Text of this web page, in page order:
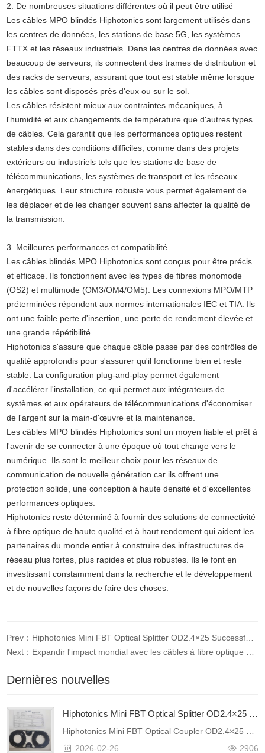
2. De nombreuses situations différentes où il peut être utilisé
Les câbles MPO blindés Hiphotonics sont largement utilisés dans
les centres de données, les stations de base 5G, les systèmes
FTTX et les réseaux industriels. Dans les centres de données avec
beaucoup de serveurs, ils connectent des trames de distribution et
des racks de serveurs, assurant que tout est stable même lorsque
les câbles sont disposés près d'eux ou sur le sol.
Les câbles résistent mieux aux contraintes mécaniques, à
l'humidité et aux changements de température que d'autres types
de câbles. Cela garantit que les performances optiques restent
stables dans des conditions difficiles, comme dans des projets
extérieurs ou industriels tels que les stations de base de
télécommunications, les systèmes de transport et les réseaux
énergétiques. Leur structure robuste vous permet également de
les déplacer et de les changer souvent sans affecter la qualité de
la transmission.
3. Meilleures performances et compatibilité
Les câbles blindés MPO Hiphotonics sont conçus pour être précis
et efficace. Ils fonctionnent avec les types de fibres monomode
(OS2) et multimode (OM3/OM4/OM5). Les connexions MPO/MTP
préterminées répondent aux normes internationales IEC et TIA. Ils
ont une faible perte d'insertion, une perte de rendement élevée et
une grande répétibilité.
Hiphotonics s'assure que chaque câble passe par des contrôles de
qualité approfondis pour s'assurer qu'il fonctionne bien et reste
stable. La configuration plug-and-play permet également
d'accélérer l'installation, ce qui permet aux intégrateurs de
systèmes et aux opérateurs de télécommunications d'économiser
de l'argent sur la main-d'œuvre et la maintenance.
Les câbles MPO blindés Hiphotonics sont un moyen fiable et prêt à
l'avenir de se connecter à une époque où tout change vers le
numérique. Ils sont le meilleur choix pour les réseaux de
communication de nouvelle génération car ils offrent une
protection solide, une conception à haute densité et d'excellentes
performances optiques.
Hiphotonics reste déterminé à fournir des solutions de connectivité
à fibre optique de haute qualité et à haut rendement qui aident les
partenaires du monde entier à construire des infrastructures de
réseau plus fortes, plus rapides et plus robustes. Ils le font en
investissant constamment dans la recherche et le développement
et de nouvelles façons de faire des choses.
Dernières nouvelles
Hiphotonics Mini FBT Optical Splitter OD2.4×25 Successfully Certified by Global Industry Leaders
2026-02-26
2906